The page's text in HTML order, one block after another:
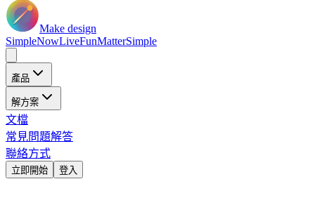
Make design
SimpleNowLiveFunMatterSimple
產品
解方案
文檔
常見問題解答
聯絡方式
立即開始 登入